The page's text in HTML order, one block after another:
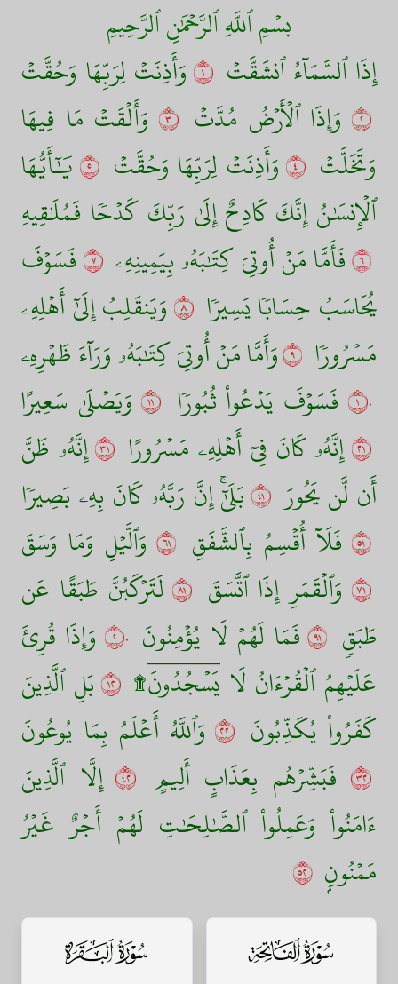
بسۡمِ ٱللَّهِ ٱلرَّحۡمَٰنِ ٱلرَّحِيمِ
إِذَا ٱلسَّمَآءُ ٱنشَقَّتۡ ١وَأَذِنَتۡ لِرَبِّهَا وَحُقَّتۡ
٢ وَإِذَا ٱلۡأَرۡضُ مُدَّتۡ ٣ وَأَلۡقَتۡ مَا فِيهَا
وَتَخَلَّتۡ ٤وَأَذِنَتۡ لِرَبِّهَا وَحُقَّتۡ ٥يَٰٓأَيُّهَا
ٱلۡإِنسَٰنُ إِنَّكَ كَادِحٌ إِلَىٰ رَبِّكَ كَدۡحٗا فَمُلَٰقِيهِ
٦فَأَمَّا مَنۡ أُوتِيَ كِتَٰبَهُۥ بِيَمِينِهِۦ ٧فَسَوۡفَ
يُحَاسَبُ حِسَابٗا يَسِيرٗا ٨وَيَنقَلِبُ إِلَىٰٓ أَهۡلِهِۦ
مَسۡرُورٗا ٩وَأَمَّا مَنۡ أُوتِيَ كِتَٰبَهُۥ وَرَآءَ ظَهۡرِهِۦ
١٠ فَسَوۡفَ يَدۡعُواْ ثُبُورٗا ١١ وَيَصۡلَىٰ سَعِيرًا
١٢إِنَّهُۥ كَانَ فِيٓ أَهۡلِهِۦ مَسۡرُورًا ١٣إِنَّهُۥ ظَنَّ
أَن لَّن يَحُورَ ١٤بَلَىٰٓۚ إِنَّ رَبَّهُۥ كَانَ بِهِۦ بَصِيرٗا
١٥ فَلَآ أُقۡسِمُ بِٱلشَّفَقِ ١٦ وَٱلَّيۡلِ وَمَا وَسَقَ
١٧ وَٱلۡقَمَرِ إِذَا ٱتَّسَقَ ١٨لَتَرۡكَبُنَّ طَبَقًا عَن
طَبَقٖ ١٩فَمَا لَهُمۡ لَا يُؤۡمِنُونَ ٢٠ وَإِذَا قُرِئَ
عَلَيۡهِمُ ٱلۡقُرۡءَانُ لَا يَسۡجُدُونَۤ۩ ٢١بَلِ ٱلَّذِينَ
كَفَرُواْ يُكَذِّبُونَ ٢٢ وَٱللَّهُ أَعۡلَمُ بِمَا يُوعُونَ
٢٣ فَبَشِّرۡهُم بِعَذَابٍ أَلِيمٍ ٢٤ إِلَّا ٱلَّذِينَ
ءَامَنُواْ وَعَمِلُواْ ٱلصَّٰلِحَٰتِ لَهُمۡ أَجۡرٌ غَيۡرُ
مَمۡنُونِۭ ٢٥
سورة الفاتحة سورة البقرة